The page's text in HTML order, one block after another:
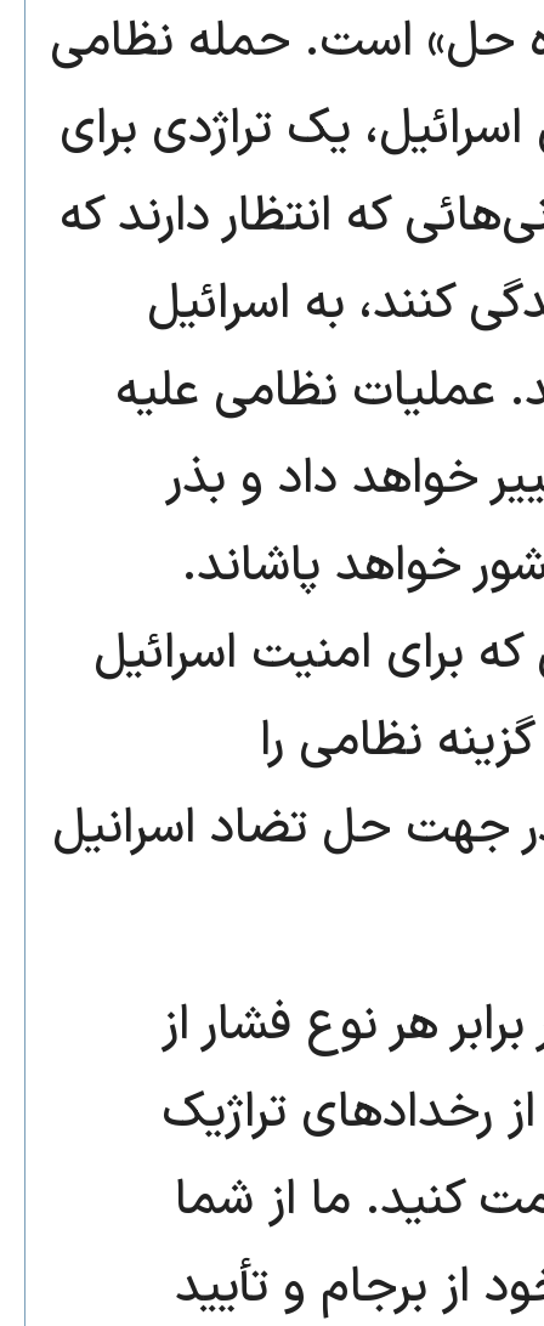
حل» است. حمله نظامی
یک تراژدی برای
که انتظار دارند که
کنند، به اسرائیل
عملیات نظامی علیه
خواهد داد و بذر
خواهد پاشاند.
برای امنیت اسرائیل
نظامی را
جهت حل تضاد اسرانیل
هر نوع فشار از
رخداد‌های تراژیک
کنید. ما از شما
از برجام و تأیید